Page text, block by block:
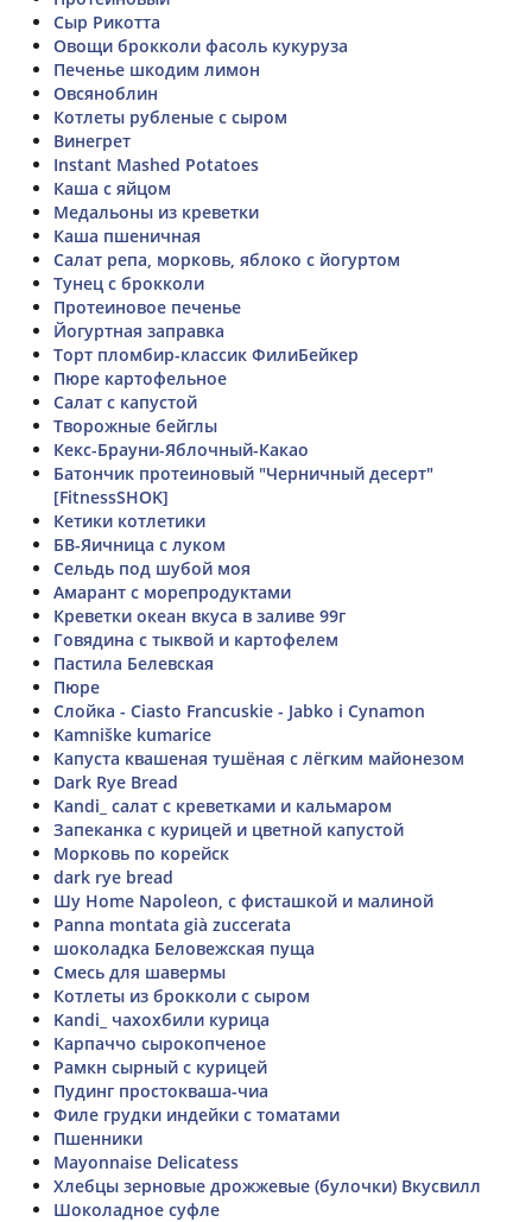
Сыр Рикотта
Овощи брокколи фасоль кукуруза
Печенье шкодим лимон
Овсяноблин
Котлеты рубленые с сыром
Винегрет
Instant Mashed Potatoes
Каша с яйцом
Медальоны из креветки
Каша пшеничная
Салат репа, морковь, яблоко с йогуртом
Тунец с брокколи
Протеиновое печенье
Йогуртная заправка
Торт пломбир-классик ФилиБейкер
Пюре картофельное
Салат с капустой
Творожные бейглы
Кекс-Брауни-Яблочный-Какао
Батончик протеиновый "Черничный десерт"
[FitnessSHOK]
Кетики котлетики
БВ-Яичница с луком
Сельдь под шубой моя
Амарант с морепродуктами
Креветки океан вкуса в заливе 99г
Говядина с тыквой и картофелем
Пастила Белевская
Пюре
Слойка - Ciasto Francuskie - Jabko i Cynamon
Kamniške kumarice
Капуста квашеная тушёная с лёгким майонезом
Dark Rye Bread
Kandi_ салат с креветками и кальмаром
Запеканка с курицей и цветной капустой
Морковь по корейск
dark rye bread
Шу Home Napoleon, с фисташкой и малиной
Panna montata già zuccerata
шоколадка Беловежская пуща
Смесь для шавермы
Котлеты из брокколи с сыром
Kandi_ чахохбили курица
Карпаччо сырокопченое
Рамкн сырный с курицей
Пудинг простокваша-чиа
Филе грудки индейки с томатами
Пшенники
Mayonnaise Delicatess
Хлебцы зерновые дрожжевые (булочки) Вкусвилл
Шоколадное суфле